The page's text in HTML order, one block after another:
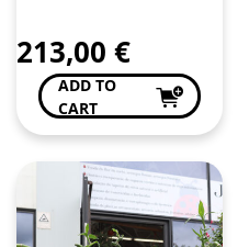
213,00 €
ADD TO
CART